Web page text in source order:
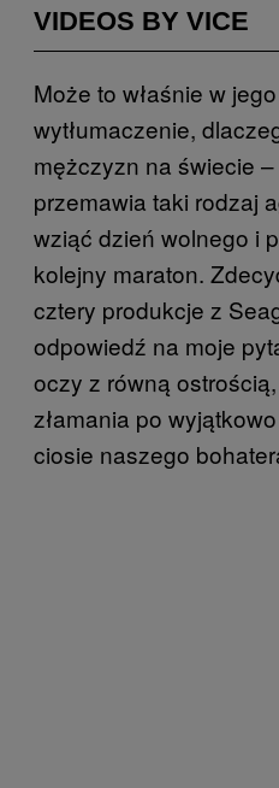
VIDEOS BY VICE
Może to właśnie w
wytłumaczenie,
mężczyzn na świecie
przemawia taki rodzaj
wziąć dzień wolnego i
kolejny maraton.
cztery produkcje z
odpowiedź na moje
oczy z równą
złamania po
ciosie naszego